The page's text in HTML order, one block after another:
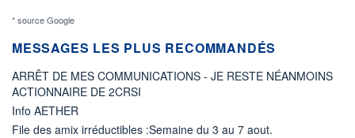
* source Google
MESSAGES LES PLUS RECOMMANDÉS
ARRÊT DE MES COMMUNICATIONS - JE RESTE NÉANMOINS
ACTIONNAIRE DE 2CRSI
Info AETHER
File des amix irréductibles :Semaine du 3 au 7 aout.